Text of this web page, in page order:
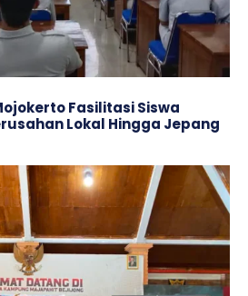
Fasilitasi Siswa
Lokal Hingga Jepang